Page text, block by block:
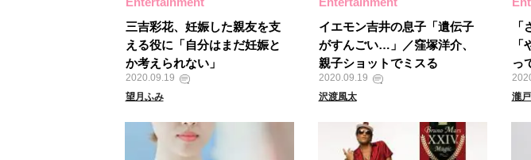
三吉彩花、妊娠した親友を支
える役に「自分はまだ妊娠と
か考えられない」
2020.09.19
望月ふみ
イエモン吉井の息子「遺伝子
がすんごい…」／窪塚洋介、
親子ショットでミスる
2020.09.19
沢渡風太
っ
瀧